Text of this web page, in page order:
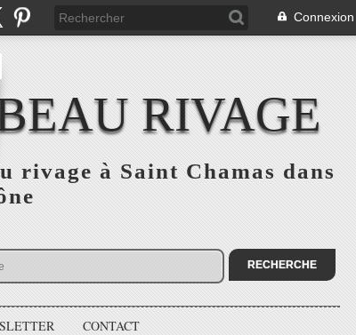
Connexion
RIVAGE
rivage à Saint Chamas dans
CONTACT